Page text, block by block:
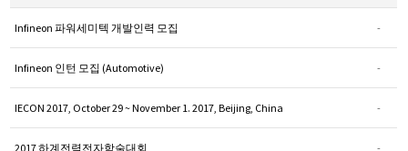
Infineon 파워세미텍 개발인력 모집 -
Infineon 인턴 모집 (Automotive) -
IECON 2017, October 29 ~ November 1. 2017, Beijing, China -
2017 하계전력전자학술대회 -